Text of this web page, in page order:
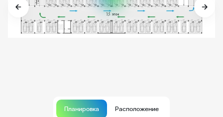
Планировка Расположение